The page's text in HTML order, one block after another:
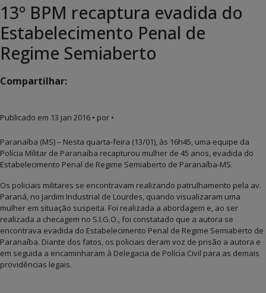
13º BPM recaptura evadida do
Estabelecimento Penal de
Regime Semiaberto
Compartilhar:
Publicado em 13 jan 2016 • por •
Paranaíba (MS) – Nesta quarta-feira (13/01), às 16h45, uma equipe da
Polícia Militar de Paranaíba recapturou mulher de 45 anos, evadida do
Estabelecimento Penal de Regime Semiaberto de Paranaíba-MS.
Os policiais militares se encontravam realizando patrulhamento pela av.
Paraná, no Jardim Industrial de Lourdes, quando visualizaram uma
mulher em situação suspeita. Foi realizada a abordagem e, ao ser
realizada a checagem no S.I.G.O., foi constatado que a autora se
encontrava evadida do Estabelecimento Penal de Regime Semiaberto de
Paranaíba. Diante dos fatos, os policiais deram voz de prisão a autora e
em seguida a encaminharam à Delegacia de Polícia Civil para as demais
providências legais.